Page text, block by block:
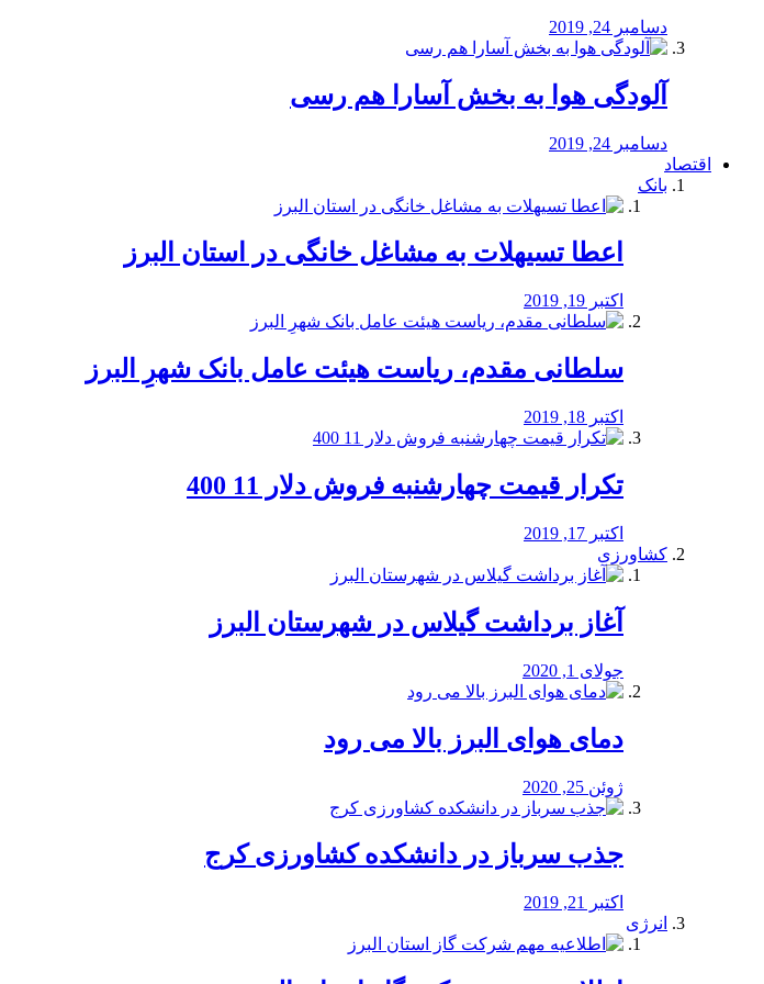
دسامبر 24, 2019
آلودگی هوا به بخش آسارا هم رسی
دسامبر 24, 2019
اقتصاد
بانک
️اعطا تسیهلات به مشاغل خانگی در استان البرز
اکتبر 19, 2019
سلطانی مقدم، ریاست هیئت عامل بانک شهرِ البرز
اکتبر 18, 2019
تکرار قیمت چهارشنبه فروش دلار 11 400
اکتبر 17, 2019
کشاورزی
آغاز برداشت گیلاس در شهرستان البرز
جولای 1, 2020
دمای هوای البرز بالا می رود
ژوئن 25, 2020
جذب سرباز در دانشکده کشاورزی کرج
اکتبر 21, 2019
انرژی